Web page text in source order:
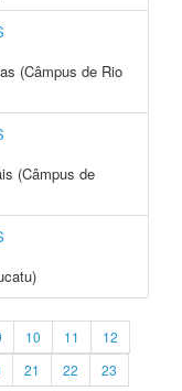
(Câmpus de Rio
(Câmpus de
10 11
12
21 22 23